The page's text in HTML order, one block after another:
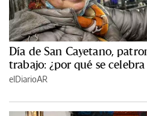
Día de San Cayetano,
trabajo: ¿por qué se
elDiarioAR